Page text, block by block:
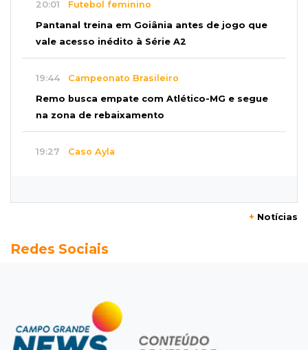
20:01 Futebol feminino
Pantanal treina em Goiânia antes de jogo que
vale acesso inédito à Série A2
19:44 Campeonato Brasileiro
Remo busca empate com Atlético-MG e segue
na zona de rebaixamento
19:27 Caso Ayla
Caminhão tomba e trava trânsito após
Futsal de base
Rodada de estreia da Copa Pelezinho soma 35
gols em quatro jogos
+ Notícias
Redes Sociais